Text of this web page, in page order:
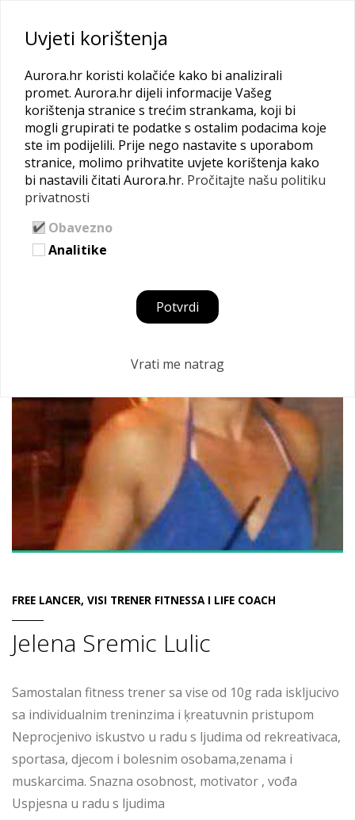
Uvjeti korištenja
Aurora.hr koristi kolačiće kako bi analizirali
promet. Aurora.hr dijeli informacije Vašeg
korištenja stranice s trećim strankama, koji bi
mogli grupirati te podatke s ostalim podacima koje
ste im podijelili. Prije nego nastavite s uporabom
stranice, molimo prihvatite uvjete korištenja kako
bi nastavili čitati Aurora.hr. Pročitajte našu politiku
privatnosti
Obavezno
Analitike
Potvrdi
Vrati me natrag
MENTORIRANJE
Pretraži našu raznovrsnu mrežu mentorica, suradnica i
poduzetnica da bi pronašla odgovore na svoja pitanja
FREE LANCER, VISI TRENER FITNESSA I LIFE COACH
Jelena Sremic Lulic
Samostalan fitness trener sa vise od 10g rada iskljucivo
sa individualnim treninzima i ķreatuvnin pristupom
Neprocjenivo iskustvo u radu s ljudima od rekreativaca,
sportasa, djecom i bolesnim osobama,zenama i
muskarcima. Snazna osobnost, motivator , vođa
Uspjesna u radu s ljudima